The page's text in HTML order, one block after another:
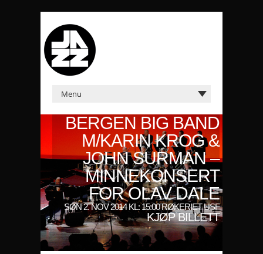
BERGEN BIG BAND
M/KARIN KROG &
JOHN SURMAN –
MINNEKONSERT
FOR OLAV DALE
SØN 2. NOV 2014 KL: 15:00 RØKERIET USF
KJØP BILLETT